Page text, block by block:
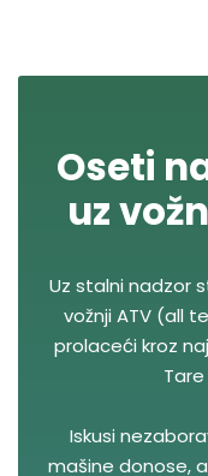
Oseti
uz
Uz stalni nadzor
vožnji ATV (all
prolaceći kroz
Iskusi
mašine donose,